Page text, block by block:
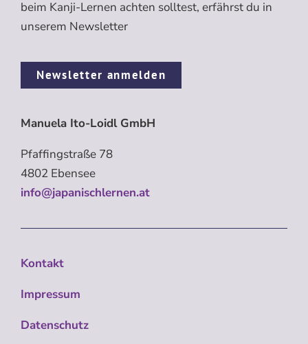
beim Kanji-Lernen achten solltest, erfährst du in
unserem Newsletter
Newsletter anmelden
Manuela Ito-Loidl GmbH
Pfaffingstraße 78
4802 Ebensee
info@japanischlernen.at
Kontakt
Impressum
Datenschutz